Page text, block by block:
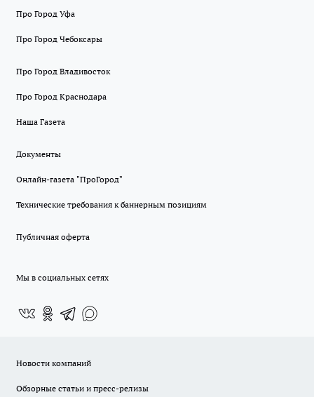
Про Город Уфа
Про Город Чебоксары
Про Город Владивосток
Про Город Краснодара
Наша Газета
Документы
Онлайн-газета "ПроГород"
Технические требования к баннерным позициям
Публичная оферта
Мы в социальных сетях
Новости компаний
Обзорные статьи и пресс-релизы